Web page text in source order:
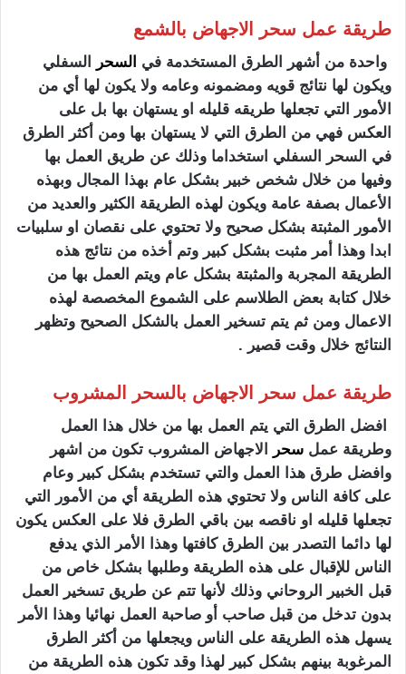
طريقة عمل سحر الاجهاض بالشمع
واحدة من أشهر الطرق المستخدمة في السحر
السفلي
ويكون لها نتائج قويه ومضمونه وعامه ولا يكون لها أي من
الأمور التي تجعلها طريقه قليله او يستهان بها بل على
العكس فهي من الطرق التي لا يستهان بها ومن أكثر الطرق
في السحر السفلي استخداما وذلك عن طريق العمل بها
وفيها من خلال شخص خبير بشكل عام بهذا المجال وبهذه
الأعمال بصفة عامة ويكون لهذه الطريقة الكثير والعديد من
الأمور المثبتة بشكل صحيح ولا تحتوي على نقصان او سلبيات
ابدا وهذا أمر مثبت بشكل كبير وتم أخذه من نتائج هذه
الطريقة المجربة والمثبتة بشكل عام ويتم العمل بها من
خلال كتابة بعض الطلاسم على الشموع المخصصة لهذه
الاعمال ومن ثم يتم تسخير العمل بالشكل الصحيح وتظهر
النتائج خلال وقت قصير .
طريقة عمل سحر الاجهاض بالسحر المشروب
افضل الطرق التي يتم العمل بها من خلال هذا العمل
وطريقة عمل سحر
الاجهاض المشروب تكون من اشهر
وافضل طرق هذا العمل والتي تستخدم بشكل كبير وعام
على كافة الناس ولا تحتوي هذه الطريقة أي من الأمور التي
تجعلها قليله او ناقصه بين باقي الطرق فلا على العكس يكون
لها دائما التصدر بين الطرق كافتها وهذا الأمر الذي يدفع
الناس للإقبال على هذه الطريقة وطلبها بشكل خاص من
قبل الخبير الروحاني وذلك لأنها تتم عن طريق تسخير العمل
بدون تدخل من قبل صاحب أو صاحبة العمل نهائيا وهذا الأمر
يسهل هذه الطريقة على الناس ويجعلها من أكثر الطرق
المرغوبة بينهم بشكل كبير لهذا وقد تكون هذه الطريقة من